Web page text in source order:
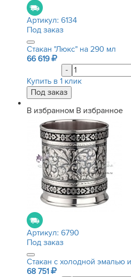
Артикул: 6134
Под заказ
Стакан "Люкс" на 290 мл
66 619
-
Купить в 1 клик
В избранном В избранное
Артикул: 6790
Под заказ
Стакан с холодной эмалью
68 751